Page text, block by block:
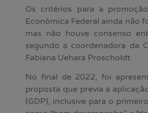
Os critérios para a
Econômica Federal ainda não
mas não houve consenso
segundo a coordenadora da
Fabiana Uehara Proscholdt.
No final de 2022, foi
proposta que previa a
(GDP), inclusive para o